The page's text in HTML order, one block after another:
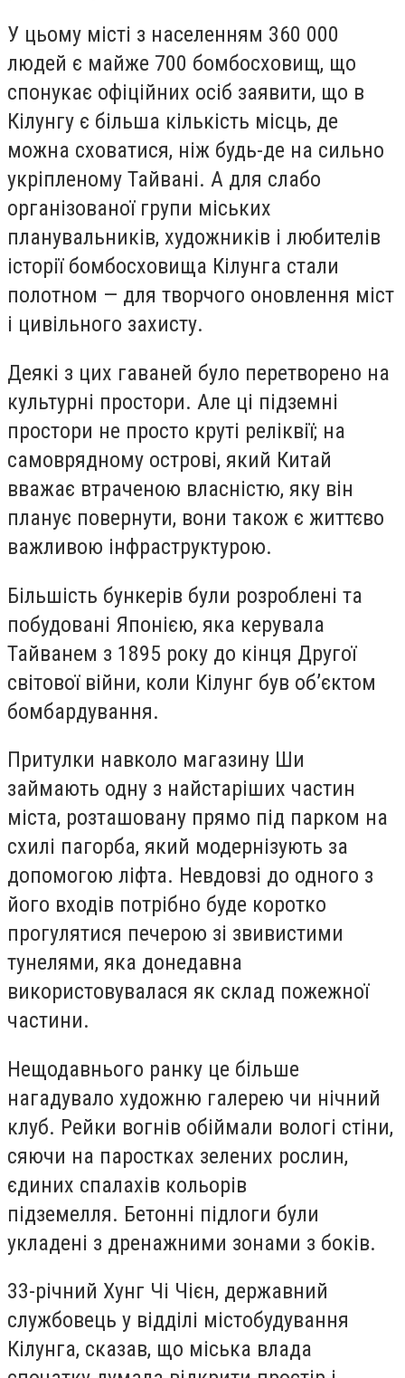
У цьому місті з населенням 360 000
людей є майже 700 бомбосховищ, що
спонукає офіційних осіб заявити, що в
Кілунгу є більша кількість місць, де
можна сховатися, ніж будь-де на сильно
укріпленому Тайвані. А для слабо
організованої групи міських
планувальників, художників і любителів
історії бомбосховища Кілунга стали
полотном — для творчого оновлення міст
і цивільного захисту.
Деякі з цих гаваней було перетворено на
культурні простори. Але ці підземні
простори не просто круті реліквії; на
самоврядному острові, який Китай
вважає втраченою власністю, яку він
планує повернути, вони також є життєво
важливою інфраструктурою.
Більшість бункерів були розроблені та
побудовані Японією, яка керувала
Тайванем з 1895 року до кінця Другої
світової війни, коли Кілунг був об’єктом
бомбардування.
Притулки навколо магазину Ши
займають одну з найстаріших частин
міста, розташовану прямо під парком на
схилі пагорба, який модернізують за
допомогою ліфта. Невдовзі до одного з
його входів потрібно буде коротко
прогулятися печерою зі звивистими
тунелями, яка донедавна
використовувалася як склад пожежної
частини.
Нещодавнього ранку це більше
нагадувало художню галерею чи нічний
клуб. Рейки вогнів обіймали вологі стіни,
сяючи на паростках зелених рослин,
єдиних спалахів кольорів
підземелля. Бетонні підлоги були
укладені з дренажними зонами з боків.
33-річний Хунг Чі Чієн, державний
службовець у відділі містобудування
Кілунга, сказав, що міська влада